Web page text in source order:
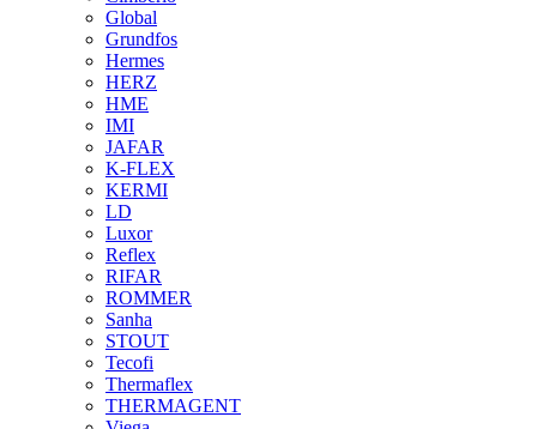
Global
Grundfos
Hermes
HERZ
HME
IMI
JAFAR
K-FLEX
KERMI
LD
Luxor
Reflex
RIFAR
ROMMER
Sanha
STOUT
Tecofi
Thermaflex
THERMAGENT